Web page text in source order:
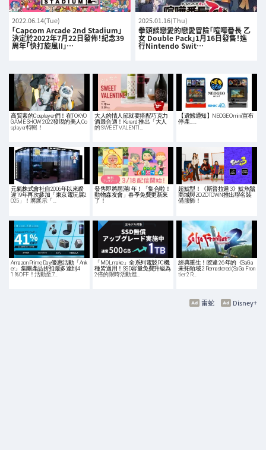
2022.06.14(Tue)
「Capcom Arcade 2nd Stadium」
決定於2022年7月22日發佈！紀念39
周年「快打旋風II」…
2025.01.16(Thu)
拳頭談戀愛的戀愛冒險「喧嘩番長 乙
女 Double Pack」1月16日發售！進
行Nintendo Swit…
高質素的Cosplayer們！在TOKYO
GAME SHOW 2022發現的美人Co
splayer特輯！
大人的情人節就要搭配巧克力
酒最合適！Kurand 推出「大人
的 SWEET VALENTI…
【遺憾通知】NEOGEO mini宣布
停產……
元氣株式會社自2006年以來睽
違19年再次參加「東京電玩展2
025」！將展示「…
發售即將屆滿1年！「集合啦！
動物森友會」春季免費更新來
了！
超魷型！《斯普拉遁 3》魷魚鬚
商城與ZOZOTOWN推出聯名裝
備服飾！
Amazon Prime Day優惠活動「Ank
er」集團產品折扣最多達到4
1％OFF！活動至7…
「MDL.make」全系列電競PC機
種皆適用！SSD容量免費升級為
2倍的限時活動進…
經典重生！睽違 26 年的《SaGa
未拓領域 2 Remastered (SaGa Fron
tier 2 R…
Disney+
雷蛇